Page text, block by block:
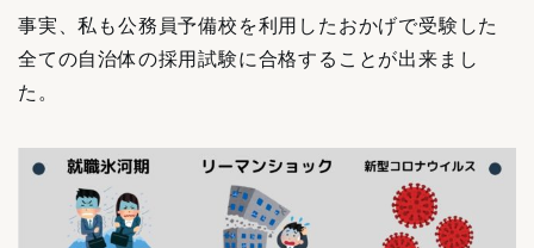
事実、私も公務員予備校を利用したおかげで受験した
全ての自治体の採用試験に合格することが出来まし
た。